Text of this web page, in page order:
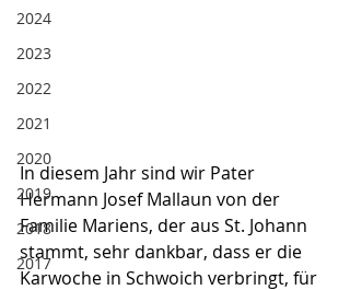
2024
2023
2022
2021
2020
2019
2018
2017
In diesem Jahr sind wir Pater
Hermann Josef Mallaun von der
Familie Mariens, der aus St. Johann
stammt, sehr dankbar, dass er die
Karwoche in Schwoich verbringt, für